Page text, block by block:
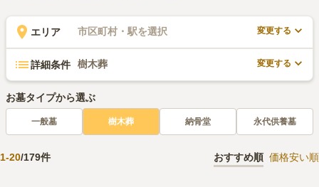
エリア 市区町村・駅を選択 変更する
詳細条件 樹木葬 変更する
お墓タイプから選ぶ
一般墓 樹木葬 納骨堂 永代供養墓
1-20/179件 おすすめ順 価格安い順